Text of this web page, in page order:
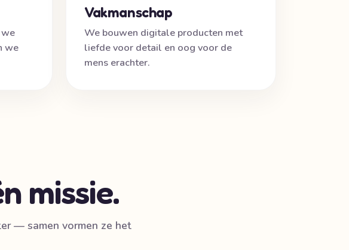
we
Vakmanschap
We bouwen digitale producten met
liefde voor detail en oog voor de
mens erachter.
missie.
— samen vormen ze het